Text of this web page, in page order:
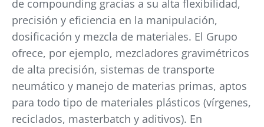
de compounding gracias a su alta flexibilidad,
precisión y eficiencia en la manipulación,
dosificación y mezcla de materiales. El Grupo
ofrece, por ejemplo, mezcladores gravimétricos
de alta precisión, sistemas de transporte
neumático y manejo de materias primas, aptos
para todo tipo de materiales plásticos (vírgenes,
reciclados, masterbatch y aditivos). En